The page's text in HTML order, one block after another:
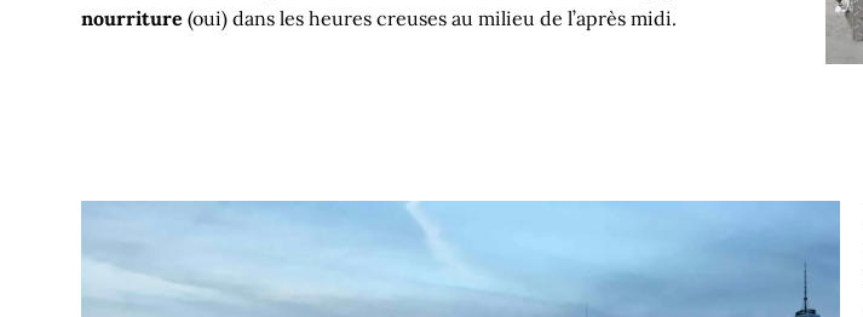
nourriture (oui) dans les heures creuses au milieu de l’après midi.